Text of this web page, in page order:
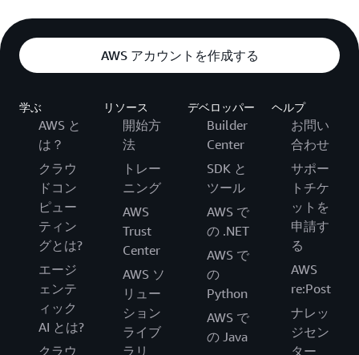
AWS アカウントを作成する
学ぶ
AWS と
は？
クラウ
ドコン
ピュー
ティン
グとは?
エージ
ェンテ
ィック
AI とは?
クラウ
リソース
開始方
法
トレー
ニング
AWS
Trust
Center
AWS ソ
リュー
ション
ライブ
ラリ
デベロッパー
Builder
Center
SDK と
ツール
AWS で
の .NET
AWS で
の
Python
AWS で
の Java
ヘルプ
お問い
合わせ
サポー
トチケ
ットを
申請す
る
AWS
re:Post
ナレッ
ジセン
ター